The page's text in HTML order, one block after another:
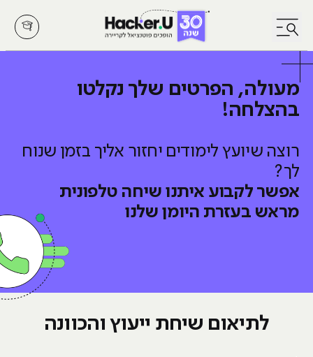
לחץ לפתיחת/סגירת תפריט
מעולה, הפרטים שלך נקלטו
בהצלחה!
רוצה שיועץ לימודים יחזור אליך בזמן שנוח
לך?
אפשר לקבוע איתנו שיחה טלפונית
מראש בעזרת היומן שלנו
לתיאום שיחת ייעוץ והכוונה